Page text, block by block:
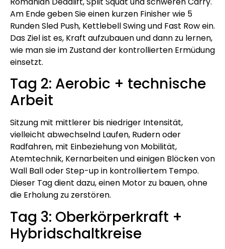
Am Ende geben Sie einen kurzen Finisher wie 5
Runden Sled Push, Kettlebell Swing und Fast Row ein.
Das Ziel ist es, Kraft aufzubauen und dann zu lernen,
wie man sie im Zustand der kontrollierten Ermüdung
einsetzt.
Tag 2: Aerobic + technische
Arbeit
Sitzung mit mittlerer bis niedriger Intensität,
vielleicht abwechselnd Laufen, Rudern oder
Radfahren, mit Einbeziehung von Mobilität,
Atemtechnik, Kernarbeiten und einigen Blöcken von
Wall Ball oder Step-up in kontrolliertem Tempo.
Dieser Tag dient dazu, einen Motor zu bauen, ohne
die Erholung zu zerstören.
Tag 3: Oberkörperkraft +
Hybridschaltkreise